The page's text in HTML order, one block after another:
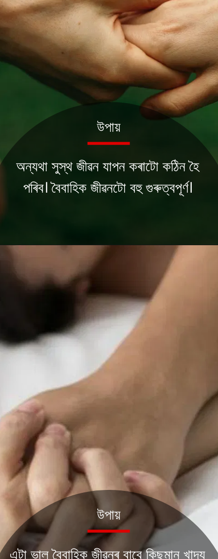
অন্যথা সুস্থ জীৱন যাপন কৰাটো কঠিন হৈ
পৰিব। বৈবাহিক জীৱনটো বহু গুৰুত্বপূৰ্ণ।
উপায়
এটা ভাল বৈবাহিক জীৱনৰ বাবে কিছুমান খাদ্য
উপায়